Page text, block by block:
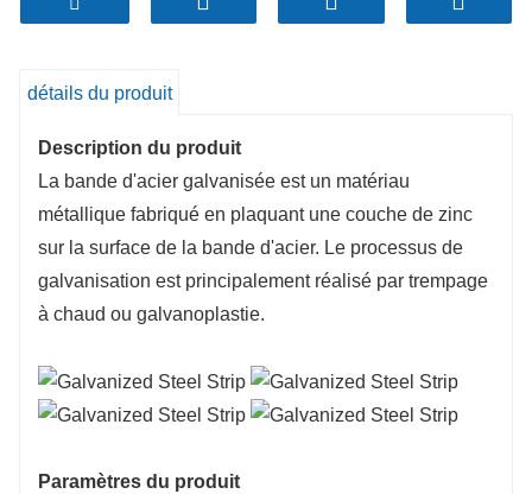
2. Haute résistance et dureté : après le
dureté de la bande d'acier elle-même ne
permet aux bandes d'acier galvanisé d'être
utiles dans certaines applications où une
résistance matérielle plus élevée est requise.
3. Bonne aptitude au traitement : les bandes
d'acier galvanisées peuvent être traitées et
formées par laminage à froid, découpe,
cisaillement, etc. pour répondre aux besoins de
différentes applications.
4. Bonne stabilité thermique : la bande d'acier
détails du produit
Description du produit
La bande d'acier galvanisée est un matériau
métallique fabriqué en plaquant une couche de zinc
sur la surface de la bande d'acier. Le processus de
galvanisation est principalement réalisé par trempage
à chaud ou galvanoplastie.
Paramètres du produit